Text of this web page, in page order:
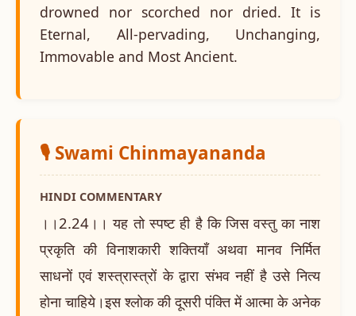
drowned nor scorched nor dried. It is
Eternal, All-pervading, Unchanging,
Immovable and Most Ancient.
🎙️ Swami Chinmayananda
HINDI COMMENTARY
।।2.24।। यह तो स्पष्ट ही है कि जिस वस्तु का नाश
प्रकृति की विनाशकारी शक्तियाँ अथवा मानव निर्मित
साधनों एवं शस्त्रास्त्रों के द्वारा संभव नहीं है उसे नित्य
होना चाहिये।इस श्लोक की दूसरी पंक्ति में आत्मा के अनेक